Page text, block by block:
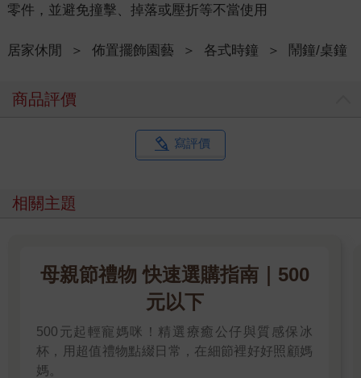
零件，並避免撞擊、掉落或壓折等不當使用
居家休閒 ＞ 佈置擺飾園藝 ＞ 各式時鐘 ＞ 鬧鐘/桌鐘
商品評價
寫評價
相關主題
母親節禮物 快速選購指南｜500
元以下
500元起輕寵媽咪！精選療癒公仔與質感保冰
杯，用超值禮物點綴日常，在細節裡好好照顧媽
媽。